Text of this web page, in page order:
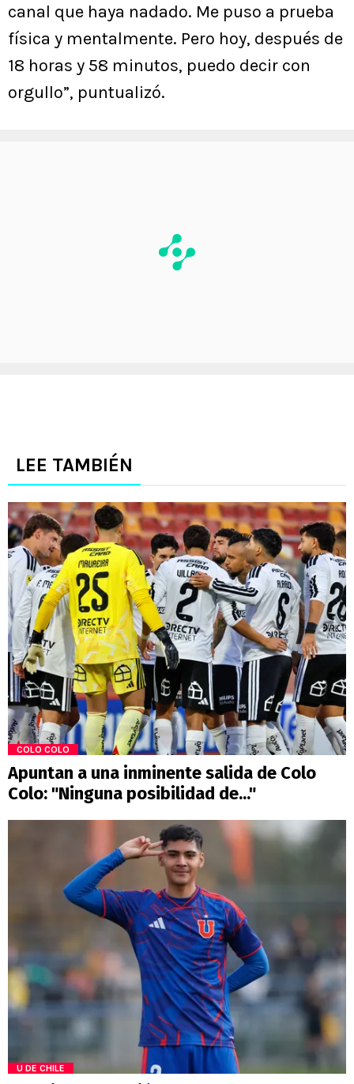
canal que haya nadado. Me puso a prueba
física y mentalmente. Pero hoy, después de
18 horas y 58 minutos, puedo decir con
orgullo”, puntualizó.
LEE TAMBIÉN
COLO COLO
Apuntan a una inminente salida de Colo
Colo: "Ninguna posibilidad de..."
U DE CHILE